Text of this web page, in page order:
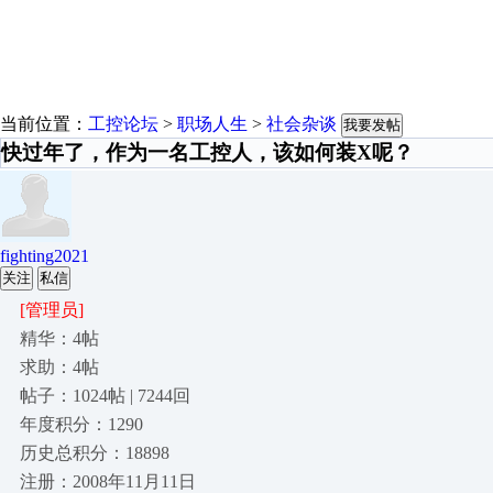
当前位置： 工控论坛 > 职场人生 > 社会杂谈 我要发帖
快过年了，作为一名工控人，该如何装X呢？
fighting2021
关注 私信
[管理员]
精华：4帖
求助：4帖
帖子：1024帖 | 7244回
年度积分：1290
历史总积分：18898
注册：2008年11月11日